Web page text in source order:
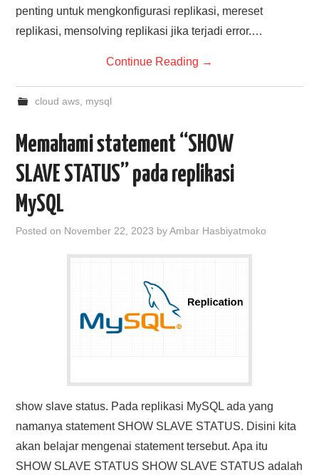
penting untuk mengkonfigurasi replikasi, mereset
replikasi, mensolving replikasi jika terjadi error.…
Continue Reading →
cloud aws, mysql
Memahami statement “SHOW
SLAVE STATUS” pada replikasi
MySQL
Posted on November 22, 2023 byAmbar Hasbiyatmoko
show slave status. Pada replikasi MySQL ada yang
namanya statement SHOW SLAVE STATUS. Disini kita
akan belajar mengenai statement tersebut. Apa itu
SHOW SLAVE STATUS SHOW SLAVE STATUS adalah